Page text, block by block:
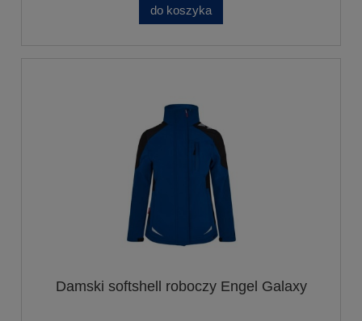
do koszyka
Damski softshell roboczy Engel Galaxy